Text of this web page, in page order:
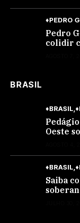
♦PEDRO
Pedro
colidir
BRASIL
♦BRASIL
Oeste
♦BRASIL
Saiba